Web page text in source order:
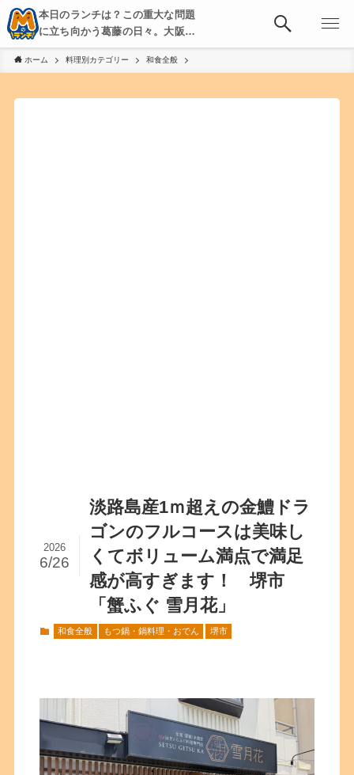
本日のランチは？この重大な問題
に立ち向かう葛藤の日々。大阪・
京都・神戸を中心とした食べ歩
き、飲み歩きを綴る。
ホーム 料理別カテゴリー 和食全般
淡路島産1ｍ超えの金鱧ドラ
ゴンのフルコースは美味し
くてボリューム満点で満足
感が高すぎます！ 堺市
「蟹ふぐ 雪月花」
2026
6/26
和食全般 もつ鍋・鍋料理・おでん 堺市